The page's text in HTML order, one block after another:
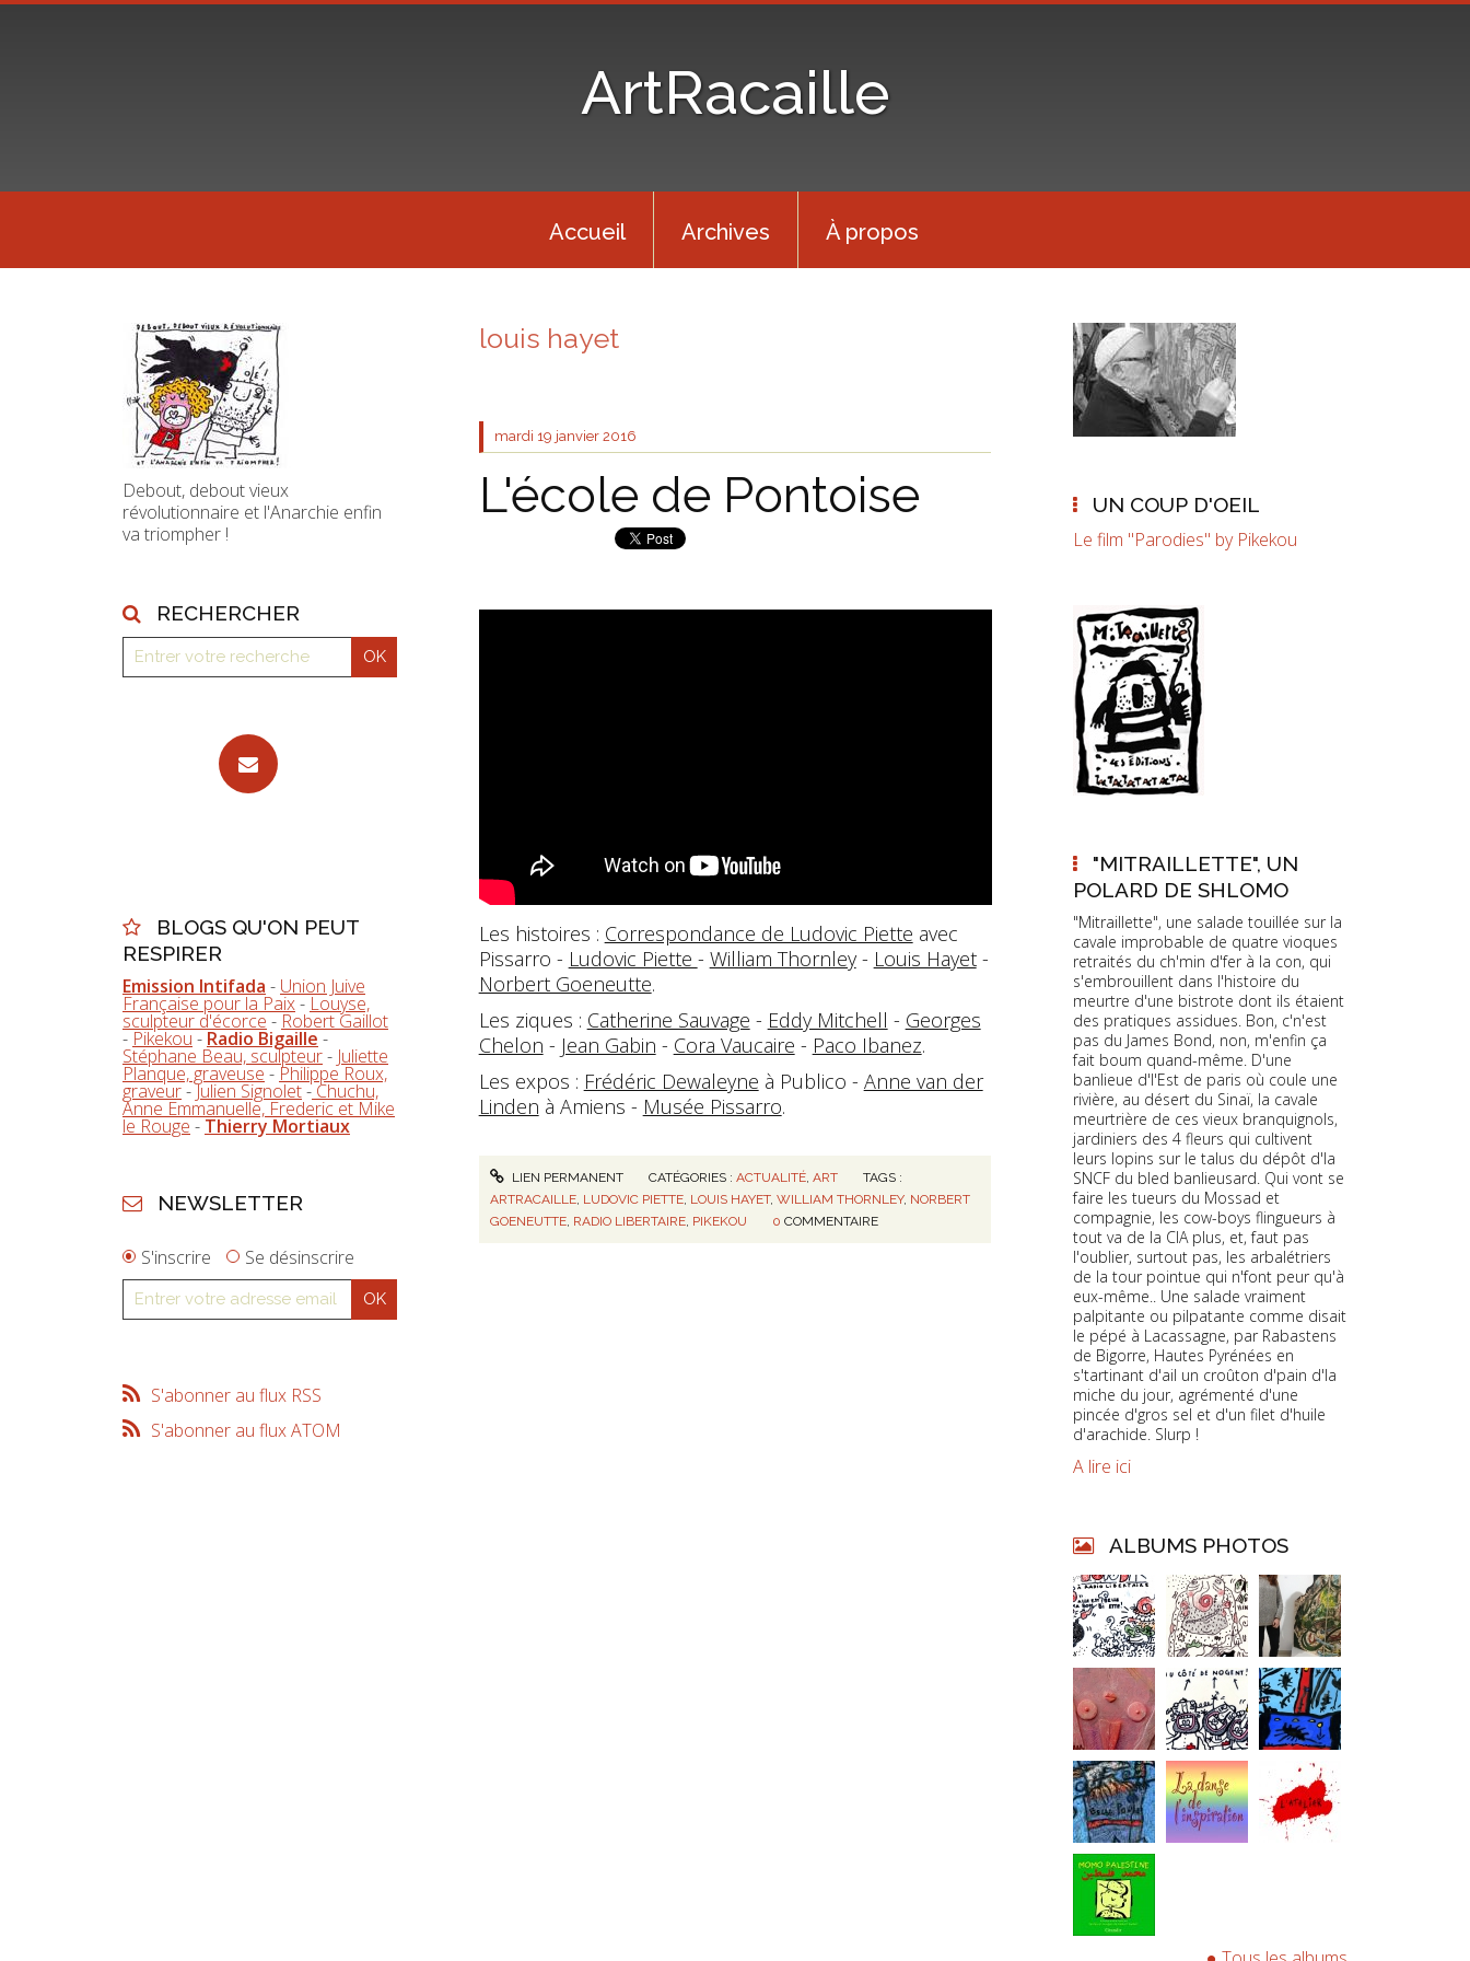
ArtRacaille
Accueil Archives À propos
Debout, debout vieux
révolutionnaire et l'Anarchie enfin
va triompher !
RECHERCHER
BLOGS QU'ON PEUT
RESPIRER
Emission Intifada - Union Juive
Française pour la Paix- Louyse,
sculpteur d'écorce - Robert Gaillot
- Pikekou - Radio Bigaille -
Stéphane Beau, sculpteur- Juliette
Planque, graveuse - Philippe Roux,
graveur-Julien Signolet- Chuchu,
Anne Emmanuelle, Frederic et Mike
le Rouge - Thierry Mortiaux
NEWSLETTER
S'inscrire Se désinscrire
S'abonner au flux RSS
S'abonner au flux ATOM
louis hayet
mardi 19 janvier 2016
L'école de Pontoise
Les histoires : Correspondance de Ludovic Piette avec
Pissarro - Ludovic Piette - William Thornley- Louis Hayet-
Norbert Goeneutte.
Les ziques : Catherine Sauvage - Eddy Mitchell - Georges
Chelon - Jean Gabin - Cora Vaucaire - Paco Ibanez.
Les expos : Frédéric Dewaleyne à Publico - Anne van der
Linden à Amiens - Musée Pissarro.
LIEN PERMANENT CATÉGORIES :ACTUALITÉ ,ART
TAGS :
ARTRACAILLE, LUDOVIC PIETTE, LOUIS HAYET, WILLIAM THORNLEY, NORBERT
GOENEUTTE, RADIO LIBERTAIRE, PIKEKOU 0 COMMENTAIRE
UN COUP D'OEIL
Le film "Parodies" by Pikekou
"MITRAILLETTE", UN
POLARD DE SHLOMO
"Mitraillette", une salade touillée sur la
cavale improbable de quatre vioques
retraités du ch'min d'fer à la con, qui
s'embrouillent dans l'histoire du
meurtre d'une bistrote dont ils étaient
des pratiques assidues. Bon, c'n'est
pas du James Bond, non, m'enfin ça
fait boum quand-même. D'une
banlieue d'l'Est de paris où coule une
rivière, au désert du Sinaï, la cavale
meurtrière de ces vieux branquignols,
jardiniers des 4 fleurs qui cultivent
leurs lopins sur le talus du dépôt d'la
SNCF du bled banlieusard. Qui vont se
faire les tueurs du Mossad et
compagnie, les cow-boys flingueurs à
tout va de la CIA plus, et, faut pas
l'oublier, surtout pas, les arbalétriers
de la tour pointue qui n'font peur qu'à
eux-même.. Une salade vraiment
palpitante ou pilpatante comme disait
le pépé à Lacassagne, par Rabastens
de Bigorre, Hautes Pyrénées en
s'tartinant d'ail un croûton d'pain d'la
miche du jour, agrémenté d'une
pincée d'gros sel et d'un filet d'huile
d'arachide. Slurp !
A lire ici
ALBUMS PHOTOS